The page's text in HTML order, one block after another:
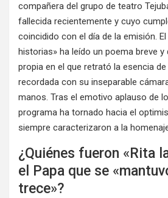
compañera del grupo de teatro
fallecida recientemente y cuyo
coincidido con el día de la emisión.
historias» ha leído un poema breve
propia en el que retrató la esencia de
recordada con su inseparable
manos. Tras el emotivo aplauso de
programa ha tornado hacia el
siempre caracterizaron a la
¿Quiénes fueron «Rita
el Papa que se
trece»?